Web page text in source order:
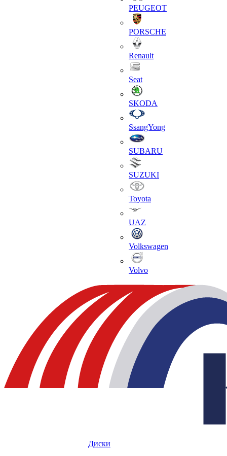
PEUGEOT
PORSCHE
Renault
Seat
SKODA
SsangYong
SUBARU
SUZUKI
Toyota
UAZ
Volkswagen
Volvo
Диски